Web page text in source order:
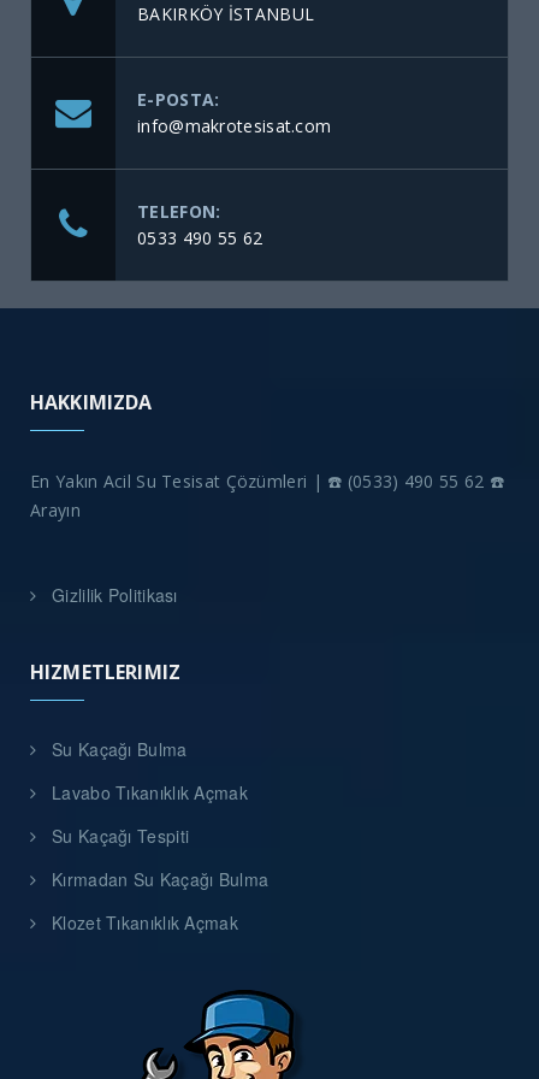
BAKIRKÖY İSTANBUL
E-POSTA:
info@makrotesisat.com
TELEFON:
0533 490 55 62
HAKKIMIZDA
En Yakın Acil Su Tesisat Çözümleri | ☎️ (0533) 490 55 62 ☎️
Arayın
Gizlilik Politikası
HIZMETLERIMIZ
Su Kaçağı Bulma
Lavabo Tıkanıklık Açmak
Su Kaçağı Tespiti
Kırmadan Su Kaçağı Bulma
Klozet Tıkanıklık Açmak